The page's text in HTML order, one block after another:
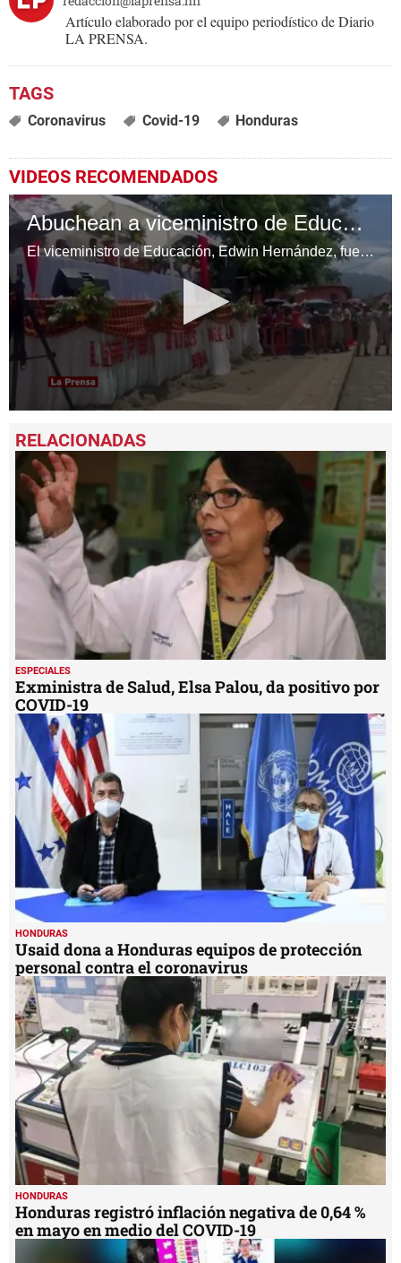
Artículo elaborado por el equipo periodístico de Diario
LA PRENSA.
Coronavirus Covid-19 Honduras
VIDEOS RECOMENDADOS
Abuchean a viceministro de Educación por su discurso en Lempira
El viceministro de Educación, Edwin Hernández, fue abucheado durante los actos del Día del Indio en el municipio de Gracias, Lempira.
seconds
of
2
minutes,
seconds
ESPECIALES
Exministra de Salud, Elsa Palou, da positivo por
COVID-19
HONDURAS
Usaid dona a Honduras equipos de protección
personal contra el coronavirus
HONDURAS
Honduras registró inflación negativa de 0,64 %
en mayo en medio del COVID-19